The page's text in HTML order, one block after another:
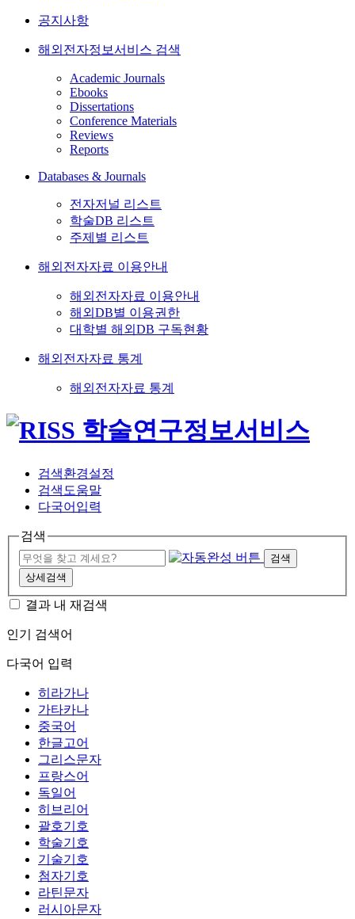
공지사항
해외전자정보서비스 검색
Academic Journals
Ebooks
Dissertations
Conference Materials
Reviews
Reports
Databases & Journals
전자저널 리스트
학술DB 리스트
주제별 리스트
해외전자자료 이용안내
해외전자자료 이용안내
해외DB별 이용권한
대학별 해외DB 구독현황
해외전자자료 통계
해외전자자료 통계
검색환경설정
검색도움말
다국어입력
검색
검색
상세검색
결과 내 재검색
인기 검색어
다국어 입력
히라가나
가타카나
중국어
한글고어
그리스문자
프랑스어
독일어
히브리어
괄호기호
학술기호
기술기호
첨자기호
라틴문자
러시아문자